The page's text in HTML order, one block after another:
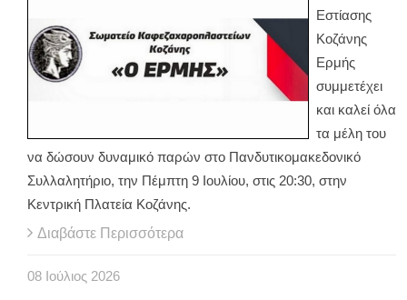
Εστίασης
Κοζάνης
Ερμής
συμμετέχει
και καλεί όλα
τα μέλη του
να δώσουν δυναμικό παρών στο Πανδυτικομακεδονικό
Συλλαλητήριο, την Πέμπτη 9 Ιουλίου, στις 20:30, στην
Κεντρική Πλατεία Κοζάνης.
Διαβάστε Περισσότερα
08 Ιούλιος 2026